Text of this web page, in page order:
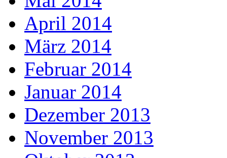
April 2014
März 2014
Februar 2014
Januar 2014
Dezember 2013
November 2013